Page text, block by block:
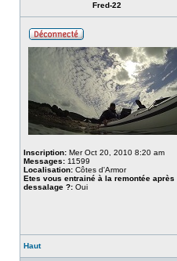
Fred-22
Inscription: Mer Oct 20, 2010 8:20 am
Messages: 11599
Localisation: Côtes d'Armor
Etes vous entrainé à la remontée après
dessalage ?: Oui
Haut